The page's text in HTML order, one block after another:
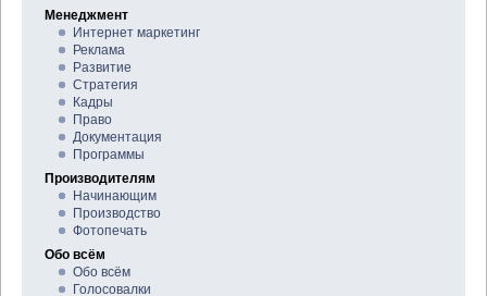
Менеджмент
Интернет маркетинг
Реклама
Развитие
Стратегия
Кадры
Право
Документация
Программы
Производителям
Начинающим
Производство
Фотопечать
Обо всём
Обо всём
Голосовалки